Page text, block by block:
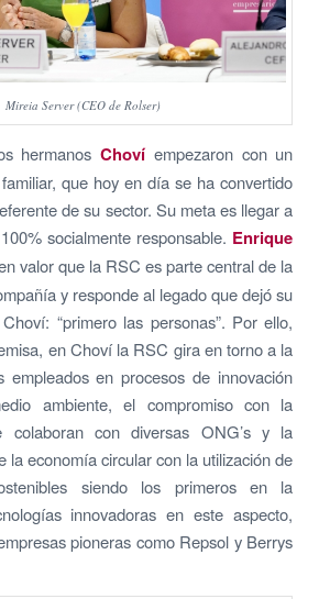
Mireia Server (CEO de Rolser)
hermanos Choví empezaron con un
que hoy en día se ha convertido
de su sector. Su meta es llegar a
socialmente responsable. Enrique
valor que la RSC es parte central de la
y responde al legado que dejó su
“primero las personas”. Por ello,
en Choví la RSC gira en torno a la
empleados en procesos de innovación
ambiente, el compromiso con la
colaboran con diversas ONG’s y la
la economía circular con la utilización de
siendo los primeros en la
innovadoras en este aspecto,
pioneras como Repsol y Berrys